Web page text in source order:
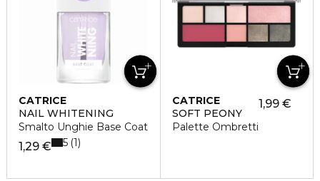
CATRICE
NAIL WHITENING
Smalto Unghie Base Coat
1,29 € 5 1
CATRICE
SOFT PEONY
Palette Ombretti
1,99 €